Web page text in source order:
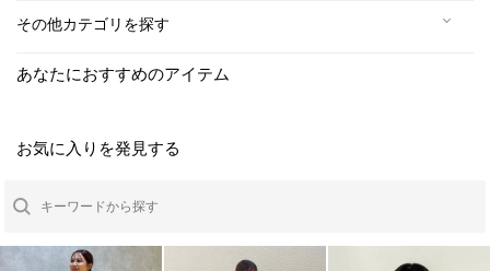
その他カテゴリを探す
あなたにおすすめのアイテム
お気に入りを発見する